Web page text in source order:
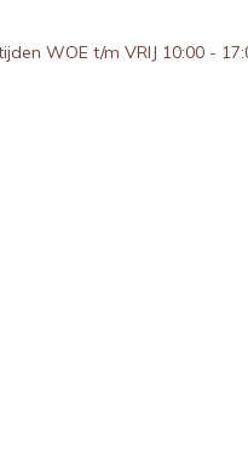
WOE t/m VRIJ 10:00 -